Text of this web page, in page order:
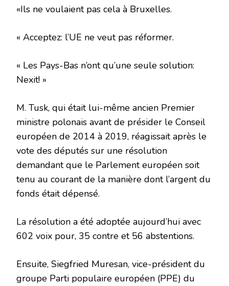
«Ils ne voulaient pas cela à Bruxelles.
« Acceptez: l’UE ne veut pas réformer.
« Les Pays-Bas n’ont qu’une seule solution:
Nexit! »
M. Tusk, qui était lui-même ancien Premier
ministre polonais avant de présider le Conseil
européen de 2014 à 2019, réagissait après le
vote des députés sur une résolution
demandant que le Parlement européen soit
tenu au courant de la manière dont l’argent du
fonds était dépensé.
La résolution a été adoptée aujourd’hui avec
602 voix pour, 35 contre et 56 abstentions.
Ensuite, Siegfried Muresan, vice-président du
groupe Parti populaire européen (PPE) du